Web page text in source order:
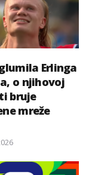
Erlinga
o njihovoj
bruje
mreže